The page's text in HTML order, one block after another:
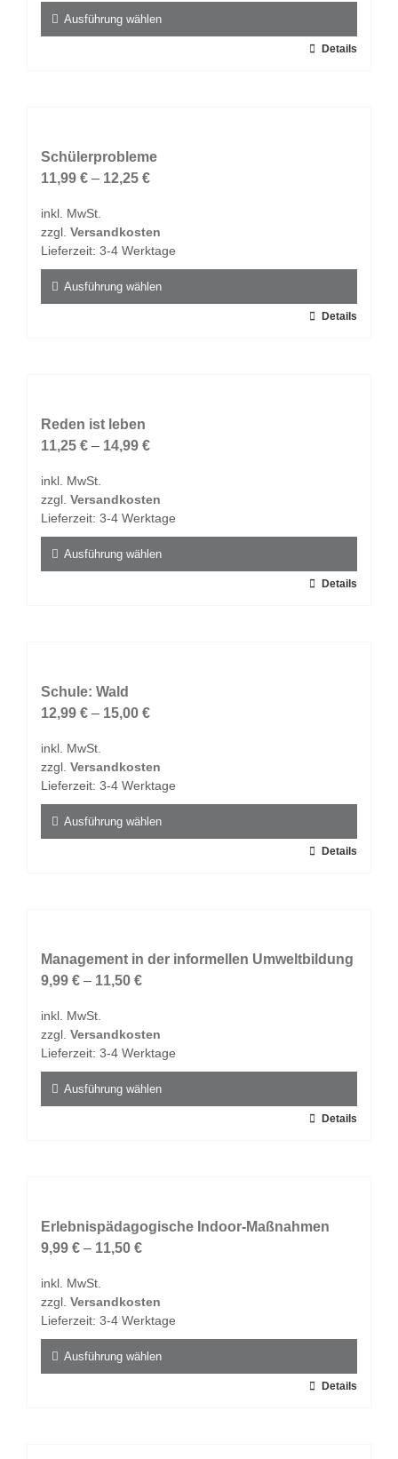
Produktseite
gewählt
Ausführung wählen
auf.
Die
können
auf
Produktseite
gewählt
Details
Schülerprobleme
11,99 € – 12,25 €
inkl. MwSt.
zzgl. Versandkosten
Lieferzeit: 3-4 Werktage
Ausführung wählen
auf.
Die
können
auf
Produktseite
gewählt
Details
Reden ist leben
11,25 € – 14,99 €
inkl. MwSt.
zzgl. Versandkosten
Lieferzeit: 3-4 Werktage
Ausführung wählen
auf.
Die
können
auf
Produktseite
gewählt
Details
Schule: Wald
12,99 € – 15,00 €
inkl. MwSt.
zzgl. Versandkosten
Lieferzeit: 3-4 Werktage
Ausführung wählen
auf.
Die
können
auf
Produktseite
gewählt
Details
Management in der informellen Umweltbildung
9,99 € – 11,50 €
inkl. MwSt.
zzgl. Versandkosten
Lieferzeit: 3-4 Werktage
Ausführung wählen
auf.
Die
können
auf
Produktseite
gewählt
Details
Erlebnispädagogische Indoor-Maßnahmen
9,99 € – 11,50 €
inkl. MwSt.
zzgl. Versandkosten
Lieferzeit: 3-4 Werktage
Ausführung wählen
Details